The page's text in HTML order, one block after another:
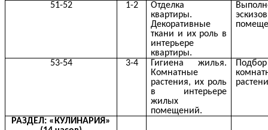
51-52
1-2
Отделка
квартиры.
Декоративные
ткани и их роль в
интерьере
квартиры.
53-54 3-4
Гигиена жилья.
Комнатные
растения, их роль
в интерьере
жилых
помещений.
РАЗДЕЛ: «КУЛИНАРИЯ»